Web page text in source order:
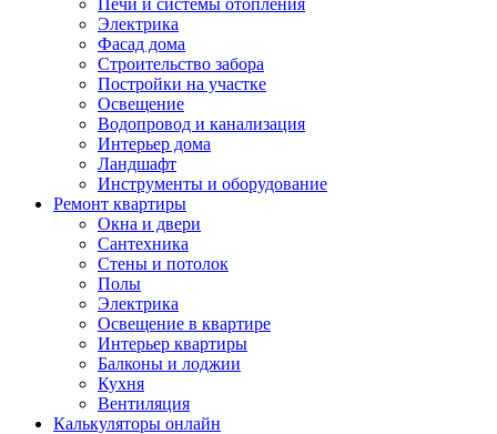
Электрика
Фасад дома
Строительство забора
Постройки на участке
Освещение
Водопровод и канализация
Интерьер дома
Ландшафт
Инструменты и оборудование
Ремонт квартиры
Окна и двери
Сантехника
Стены и потолок
Полы
Электрика
Освещение в квартире
Интерьер квартиры
Балконы и лоджии
Кухня
Вентиляция
Калькуляторы онлайн